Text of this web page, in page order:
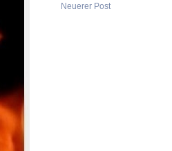
Neuerer Post